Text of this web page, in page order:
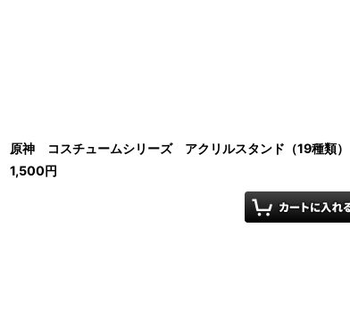
原神 コスチュームシリーズ アクリルスタンド（19種類）
1,500円